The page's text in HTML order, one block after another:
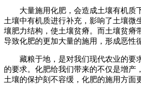
大量施用化肥，会造成土壤有机质
土壤中有机质进行补充，影响了土壤微
壤肥力结构，使土壤贫瘠。而土壤贫瘠
导致化肥的更加大量的施用，形成恶性
藏粮于地，是对我们现代农业的要
的要求。化肥给我们带来的不仅是增产
土壤的保护刻不容缓，化肥的施用方面